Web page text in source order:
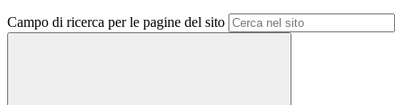
Campo di ricerca per le pagine del sito